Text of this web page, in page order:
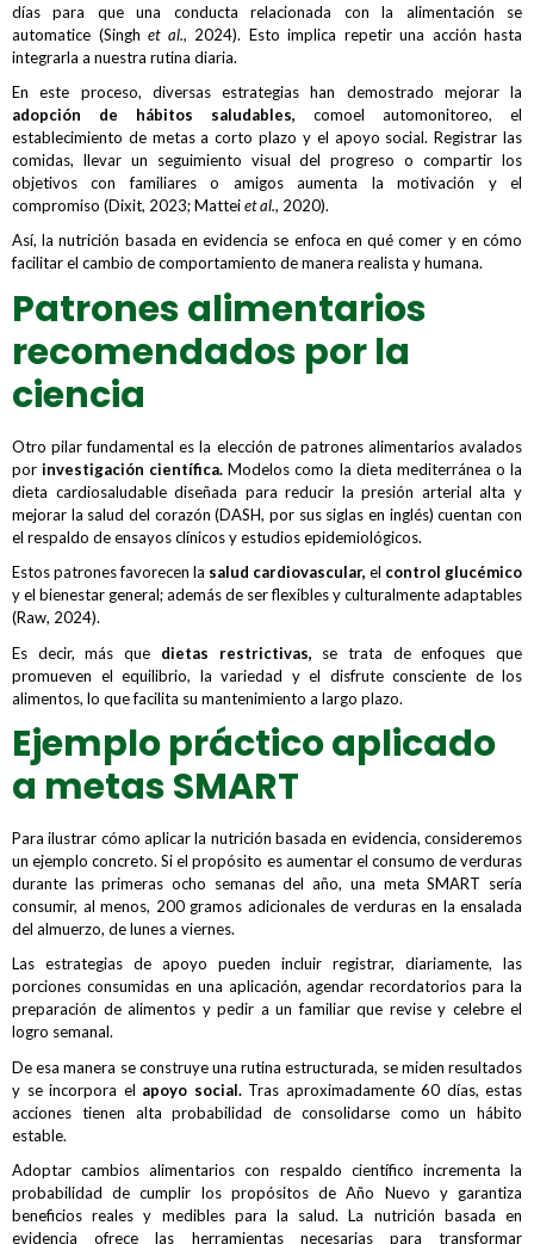
días para que una conducta relacionada con la alimentación se
automatice (Singh et al., 2024). Esto implica repetir una acción hasta
integrarla a nuestra rutina diaria.
En este proceso, diversas estrategias han demostrado mejorar la
adopción de hábitos saludables, comoel automonitoreo, el
establecimiento de metas a corto plazo y el apoyo social. Registrar las
comidas, llevar un seguimiento visual del progreso o compartir los
objetivos con familiares o amigos aumenta la motivación y el
compromiso (Dixit, 2023; Matteiet al., 2020).
Así, la nutrición basada en evidencia se enfoca en qué comer y en cómo
facilitar el cambio de comportamiento de manera realista y humana.
Patrones alimentarios
recomendados por la
ciencia
Otro pilar fundamental es la elección de patrones alimentarios avalados
porinvestigación científica. Modelos como la dieta mediterránea o la
dieta cardiosaludable diseñada para reducir la presión arterial alta y
mejorar la salud del corazón (DASH, por sus siglas en inglés) cuentan con
el respaldo de ensayos clínicos y estudios epidemiológicos.
Estos patrones favorecen la salud cardiovascular, el control glucémico
y el bienestar general; además de ser flexibles y culturalmente adaptables
(Raw, 2024).
Es decir, más que dietas restrictivas, se trata de enfoques que
promueven el equilibrio, la variedad y el disfrute consciente de los
alimentos, lo que facilita su mantenimiento a largo plazo.
Ejemplo práctico aplicado
a metas SMART
Para ilustrar cómo aplicar la nutrición basada en evidencia, consideremos
un ejemplo concreto. Si el propósito es aumentar el consumo de verduras
durante las primeras ocho semanas del año, una meta SMART sería
consumir, al menos, 200 gramos adicionales de verduras en la ensalada
del almuerzo, de lunes a viernes.
Las estrategias de apoyo pueden incluir registrar, diariamente, las
porciones consumidas en una aplicación, agendar recordatorios para la
preparación de alimentos y pedir a un familiar que revise y celebre el
logro semanal.
De esa manera se construye una rutina estructurada, se miden resultados
y se incorpora el apoyo social.Tras aproximadamente 60 días, estas
acciones tienen alta probabilidad de consolidarse como un hábito
estable.
Adoptar cambios alimentarios con respaldo científico incrementa la
probabilidad de cumplir los propósitos de Año Nuevo y garantiza
beneficios reales y medibles para la salud. La nutrición basada en
evidencia ofrece las herramientas necesarias para transformar